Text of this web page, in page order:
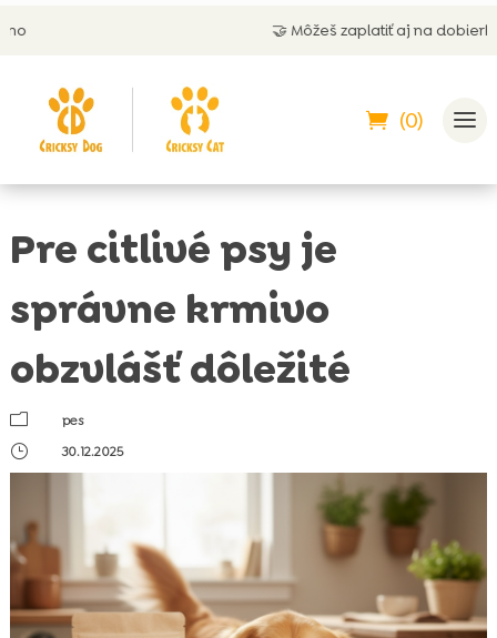
🤝 Môžeš zaplatiť aj na dobierku
(0)
Pre citlivé psy je
správne krmivo
obzvlášť dôležité
m
pes
}
30.12.2025